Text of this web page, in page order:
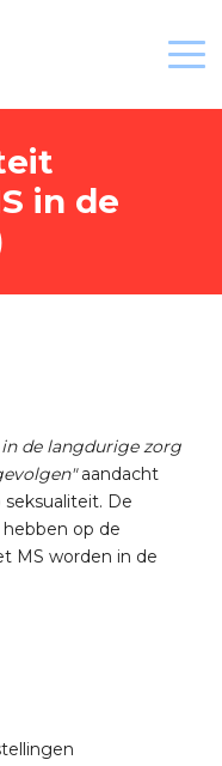
in de
de langdurige zorg
aandacht
De
op de
MS worden in de